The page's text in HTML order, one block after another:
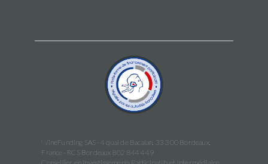
WineFunding SAS · 4 quai de Bacalan, 33 300 Bordeaux,
France · RCS Bordeaux 802 844 449